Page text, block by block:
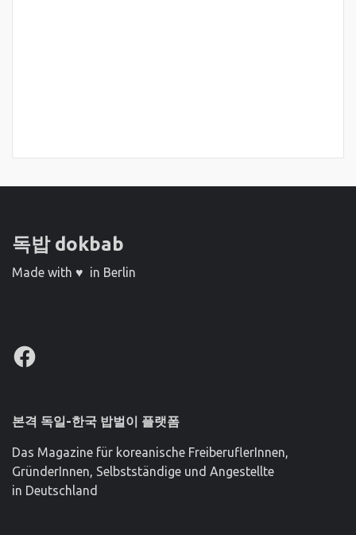
독밥 dokbab
Made with ♥ in Berlin
Facebook
본격 독일-한국 밥벌이 플랫폼
Das Magazine für koreanische FreiberuflerInnen,
GründerInnen, Selbstständige und Angestellte
in Deutschland